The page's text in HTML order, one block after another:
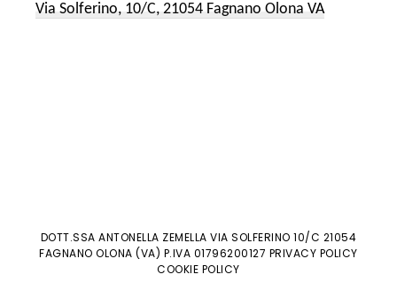
Via Solferino, 10/C, 21054 Fagnano Olona VA
DOTT.SSA ANTONELLA ZEMELLA VIA SOLFERINO 10/C 21054
FAGNANO OLONA (VA) P.IVA 01796200127 PRIVACY POLICY
COOKIE POLICY